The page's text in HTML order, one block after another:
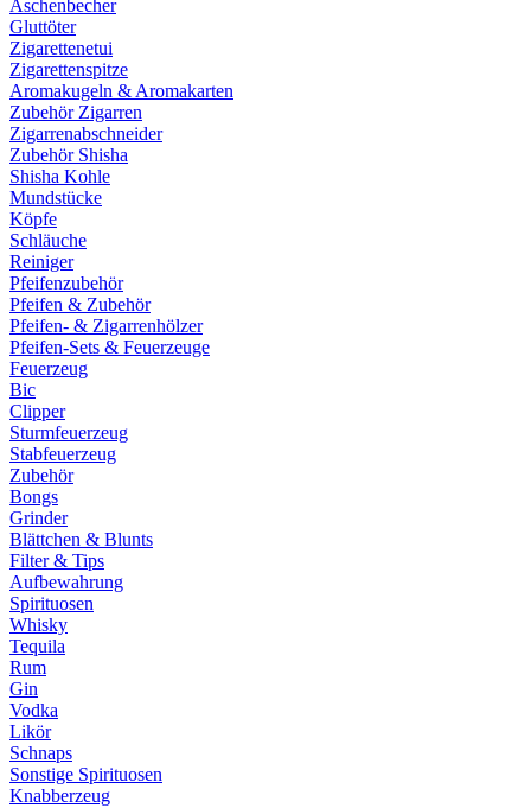
Aschenbecher
Gluttöter
Zigarettenetui
Zigarettenspitze
Aromakugeln & Aromakarten
Zubehör Zigarren
Zigarrenabschneider
Zubehör Shisha
Shisha Kohle
Mundstücke
Köpfe
Schläuche
Reiniger
Pfeifenzubehör
Pfeifen & Zubehör
Pfeifen- & Zigarrenhölzer
Pfeifen-Sets & Feuerzeuge
Feuerzeug
Bic
Clipper
Sturmfeuerzeug
Stabfeuerzeug
Zubehör
Bongs
Grinder
Blättchen & Blunts
Filter & Tips
Aufbewahrung
Spirituosen
Whisky
Tequila
Rum
Gin
Vodka
Likör
Schnaps
Sonstige Spirituosen
Knabberzeug